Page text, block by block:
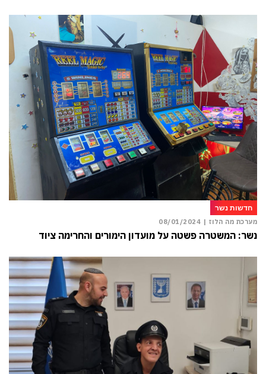
חדשות נשר
מערכת מה הלוז | 08/01/2024
נשר: המשטרה פשטה על מועדון הימורים והחרימה ציוד